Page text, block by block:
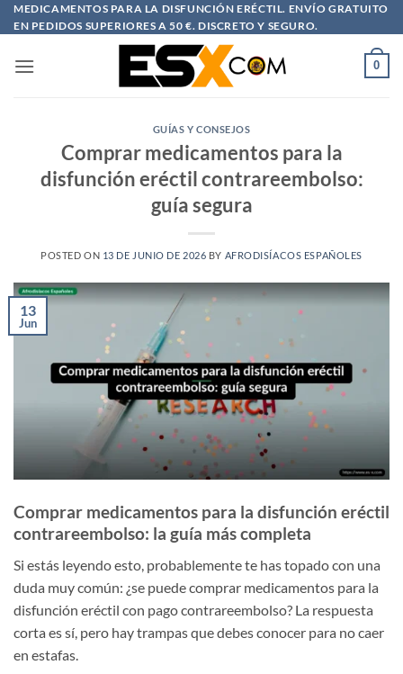
Saltar
al
MEDICAMENTOS PARA LA DISFUNCIÓN ERÉCTIL. ENVÍO GRATUITO
EN PEDIDOS SUPERIORES A 50 €. DISCRETO Y SEGURO.
0
GUÍAS Y CONSEJOS
Comprar medicamentos para la
disfunción eréctil contrareembolso:
guía segura
POSTED ON 13 DE JUNIO DE 2026 BY AFRODISÍACOS ESPAÑOLES
13
Jun
Comprar medicamentos para la disfunción eréctil
contrareembolso: la guía más completa
Si estás leyendo esto, probablemente te has topado con una
duda muy común: ¿se puede comprar medicamentos para la
disfunción eréctil con pago contrareembolso? La respuesta
corta es sí, pero hay trampas que debes conocer para no caer
en estafas.